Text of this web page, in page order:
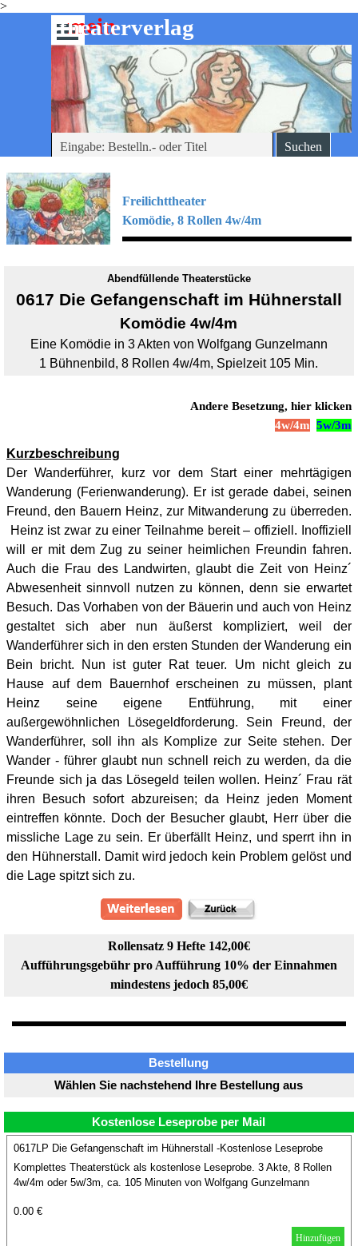
>
Direkt zum Seiteninhalt
-theaterverlag
mein
Menü überspringen
Suchen
Freilichttheater
Komödie, 8 Rollen 4w/4m
Abendfüllende Theaterstücke
0617 Die Gefangenschaft im Hühnerstall
Komödie 4w/4m
Eine Komödie in 3 Akten von Wolfgang Gunzelmann
1 Bühnenbild, 8 Rollen 4w/4m, Spielzeit 105 Min.
Andere Besetzung, hier klicken
4w/4m 5w/3m
Kurzbeschreibung
Der Wanderführer, kurz vor dem Start einer mehrtägigen
Wanderung (Ferienwanderung). Er ist gerade dabei, seinen
Freund, den Bauern Heinz, zur Mitwanderung zu überreden.
Heinz ist zwar zu einer Teilnahme bereit – offiziell. Inoffiziell
will er mit dem Zug zu seiner heimlichen Freundin fahren.
Auch die Frau des Landwirten, glaubt die Zeit von Heinz´
Abwesenheit sinnvoll nutzen zu können, denn sie erwartet
Besuch. Das Vorhaben von der Bäuerin und auch von Heinz
gestaltet sich aber nun äußerst kompliziert, weil der
Wanderführer sich in den ersten Stunden der Wanderung ein
Bein bricht. Nun ist guter Rat teuer. Um nicht gleich zu
Hause auf dem Bauernhof erscheinen zu müssen, plant
Heinz seine eigene Entführung, mit einer
außergewöhnlichen Lösegeldforderung. Sein Freund, der
Wanderführer, soll ihn als Komplize zur Seite stehen. Der
Wander - führer glaubt nun schnell reich zu werden, da die
Freunde sich ja das Lösegeld teilen wollen. Heinz´ Frau rät
ihren Besuch sofort abzureisen; da Heinz jeden Moment
eintreffen könnte. Doch der Besucher glaubt, Herr über die
missliche Lage zu sein. Er überfällt Heinz, und sperrt ihn in
den Hühnerstall. Damit wird jedoch kein Problem gelöst und
die Lage spitzt sich zu.
Rollensatz 9 Hefte 142,00€
Aufführungsgebühr pro Aufführung 10% der Einnahmen
mindestens jedoch 85,00€
Bestellung
Wählen Sie nachstehend Ihre Bestellung aus
Kostenlose Leseprobe per Mail
0617LP Die Gefangenschaft im Hühnerstall -Kostenlose Leseprobe
Komplettes Theaterstück als kostenlose Leseprobe. 3 Akte, 8 Rollen
4w/4m oder 5w/3m, ca. 105 Minuten von Wolfgang Gunzelmann
0.00 €
Hinzufügen